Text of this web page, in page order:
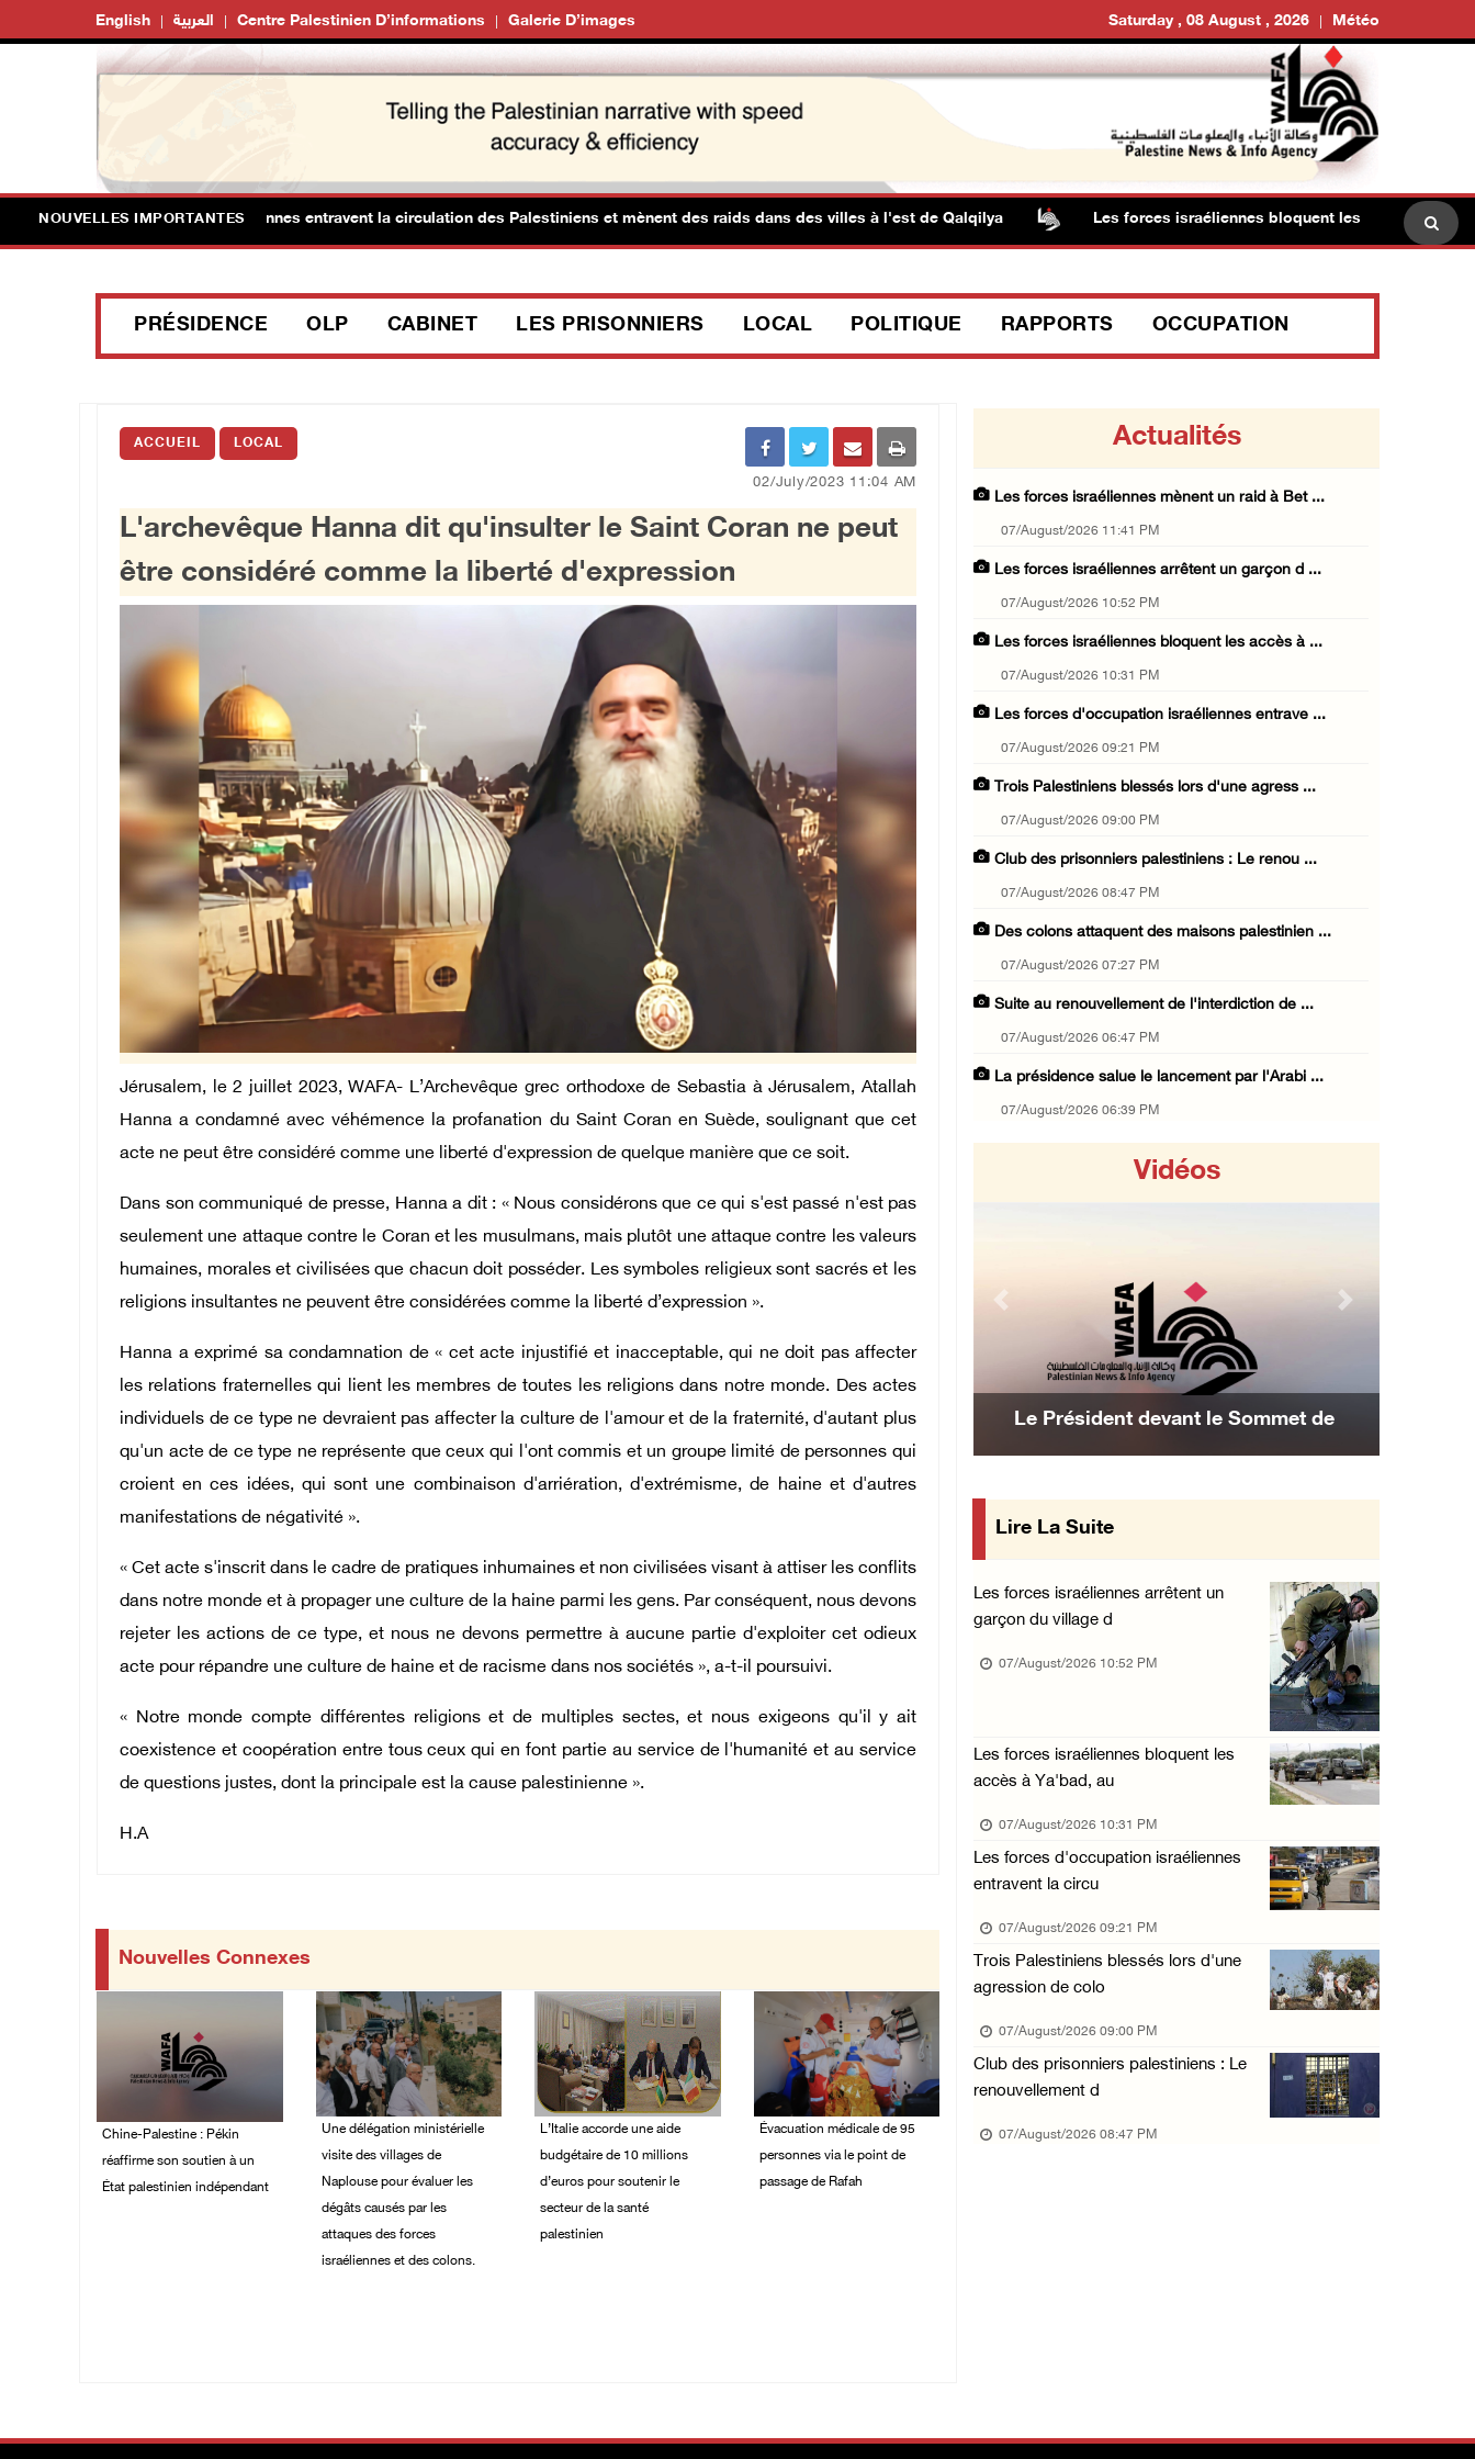
English العربية Centre Palestinien D’informations Galerie D’images Saturday , 08 August , 2026 Météo
NOUVELLES IMPORTANTES
forces d'occupation israéliennes entravent la circulation des Palestiniens et mènent des raids dans des villes à l'est de Qalqilya Les forces israéliennes bloquent les accès à Ya'bad, au
PRÉSIDENCE OLP CABINET LES PRISONNIERS LOCAL POLITIQUE RAPPORTS OCCUPATION
ACCUEIL LOCAL
02/July/2023 11:04 AM
L'archevêque Hanna dit qu'insulter le Saint Coran ne peut
être considéré comme la liberté d'expression
Jérusalem, le 2 juillet 2023, WAFA- L’Archevêque grec orthodoxe de Sebastia à Jérusalem, Atallah
Hanna a condamné avec véhémence la profanation du Saint Coran en Suède, soulignant que cet
acte ne peut être considéré comme une liberté d'expression de quelque manière que ce soit.
Dans son communiqué de presse, Hanna a dit : « Nous considérons que ce qui s'est passé n'est pas
seulement une attaque contre le Coran et les musulmans, mais plutôt une attaque contre les valeurs
humaines, morales et civilisées que chacun doit posséder. Les symboles religieux sont sacrés et les
religions insultantes ne peuvent être considérées comme la liberté d’expression ».
Hanna a exprimé sa condamnation de « cet acte injustifié et inacceptable, qui ne doit pas affecter
les relations fraternelles qui lient les membres de toutes les religions dans notre monde. Des actes
individuels de ce type ne devraient pas affecter la culture de l'amour et de la fraternité, d'autant plus
qu'un acte de ce type ne représente que ceux qui l'ont commis et un groupe limité de personnes qui
croient en ces idées, qui sont une combinaison d'arriération, d'extrémisme, de haine et d'autres
manifestations de négativité ».
« Cet acte s'inscrit dans le cadre de pratiques inhumaines et non civilisées visant à attiser les conflits
dans notre monde et à propager une culture de la haine parmi les gens. Par conséquent, nous devons
rejeter les actions de ce type, et nous ne devons permettre à aucune partie d'exploiter cet odieux
acte pour répandre une culture de haine et de racisme dans nos sociétés », a-t-il poursuivi.
« Notre monde compte différentes religions et de multiples sectes, et nous exigeons qu'il y ait
coexistence et coopération entre tous ceux qui en font partie au service de l'humanité et au service
de questions justes, dont la principale est la cause palestinienne ».
H.A
Nouvelles Connexes
Chine-Palestine : Pékin
réaffirme son soutien à un
État palestinien indépendant
Une délégation ministérielle
visite des villages de
Naplouse pour évaluer les
dégâts causés par les
attaques des forces
israéliennes et des colons.
L’Italie accorde une aide
budgétaire de 10 millions
d’euros pour soutenir le
secteur de la santé
palestinien
Évacuation médicale de 95
personnes via le point de
passage de Rafah
Actualités
Les forces israéliennes mènent un raid à Bet ...
07/August/2026 11:41 PM
Les forces israéliennes arrêtent un garçon d ...
07/August/2026 10:52 PM
Les forces israéliennes bloquent les accès à ...
07/August/2026 10:31 PM
Les forces d'occupation israéliennes entrave ...
07/August/2026 09:21 PM
Trois Palestiniens blessés lors d'une agress ...
07/August/2026 09:00 PM
Club des prisonniers palestiniens : Le renou ...
07/August/2026 08:47 PM
Des colons attaquent des maisons palestinien ...
07/August/2026 07:27 PM
Suite au renouvellement de l'interdiction de ...
07/August/2026 06:47 PM
La présidence salue le lancement par l'Arabi ...
07/August/2026 06:39 PM
07/August/2026 06:14 PM
Environ 70 000 fidèles ont accompli la prièr ...
07/August/2026 02:45 PM
La présidence palestinienne condamne les att ...
Khalayel al-Louz : des colons attaquent un c ...
07/August/2026 01:53 PM
Nouvelle attaque de colons à Ramallah : une ...
L’armée israélienne installe un barrage mili ...
07/August/2026 09:18 AM
Vidéos
Le Président devant le Sommet de
mise en œuvre des décisions du Conseil
Central concernant les relations avec
Previous Next
Lire La Suite
Les forces israéliennes arrêtent un
garçon du village d
07/August/2026 10:52 PM
Les forces israéliennes bloquent les
accès à Ya'bad, au
07/August/2026 10:31 PM
Les forces d'occupation israéliennes
entravent la circu
07/August/2026 09:21 PM
Trois Palestiniens blessés lors d'une
agression de colo
07/August/2026 09:00 PM
Club des prisonniers palestiniens : Le
renouvellement d
07/August/2026 08:47 PM